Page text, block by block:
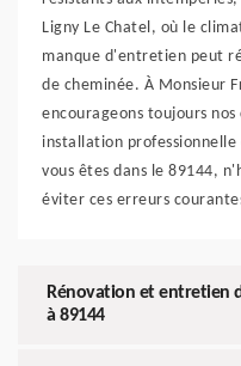
Ligny Le Chatel, où le
manque d'entretien peut
de cheminée. À Monsieur
encourageons toujours
installation
vous êtes dans le 89144,
éviter ces erreurs
Rénovation et entretien
à 89144